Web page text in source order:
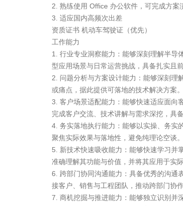
2. 熟练使用 Office 办公软件，可完成方案
3. 适应国内高频次出差
资质证书 机动车驾驶证（优先）
工作能力
1. 行业专业洞察能力：能够深刻理解半导
型应用场景与日常运营挑战，具备扎实且
2. 问题分析与方案设计能力：能够深刻理
或痛点，据此提供可落地的技术解决方案。
3. 客户场景适配能力：能够快速适应面向
完成客户交流、技术讲解与需求深挖，具
4. 务实落地执行能力：能够以实操、务实
聚焦实际效果与落地性，避免纯理论空谈。
5. 新技术快速吸收能力：能够快速学习并
准确理解其功能与价值，并将其应用于实
6. 跨部门协同沟通能力：具备优秀的沟通
接客户、销售与工程团队，推动跨部门协
7. 商机挖掘与推进能力：能够独立识别并